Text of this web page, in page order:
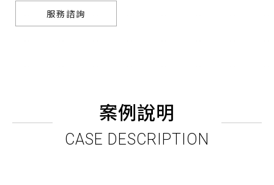
服務諮詢
案例說明
CASE DESCRIPTION